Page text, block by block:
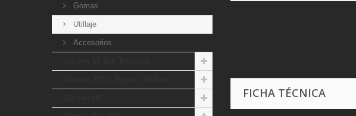
Gomas
Utillaje
Accesorios
FICHA TÉCNICA